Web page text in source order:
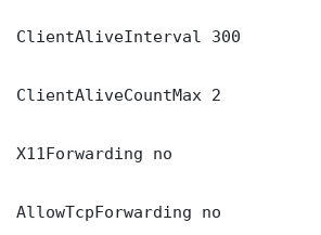
ClientAliveInterval 300
ClientAliveCountMax 2
X11Forwarding no
AllowTcpForwarding no